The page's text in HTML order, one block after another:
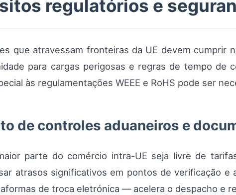
regulatórios e
que atravessam fronteiras da UE devem cumprir
para cargas perigosas e regras de tempo de
às regulamentações WEEE e RoHS pode ser
de controles aduaneiros e
parte do comércio intra-UE seja livre de
atrasos significativos em pontos de verificação e
de troca eletrónica — acelera o despacho e